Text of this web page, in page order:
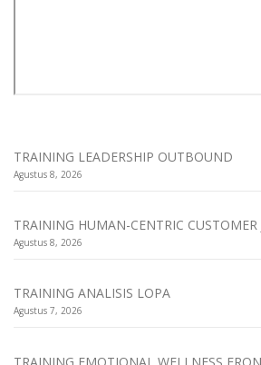
TRAINING LEADERSHIP OUTBOUND
Agustus 8, 2026
TRAINING HUMAN-CENTRIC CUSTOMER
Agustus 8, 2026
TRAINING ANALISIS LOPA
Agustus 7, 2026
TRAINING EMOTIONAL WELLNESS